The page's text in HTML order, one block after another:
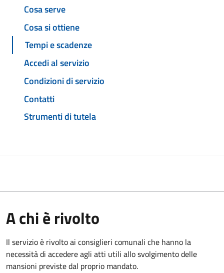
Cosa serve
Cosa si ottiene
Tempi e scadenze
Accedi al servizio
Condizioni di servizio
Contatti
Strumenti di tutela
A chi è rivolto
Il servizio è rivolto ai consiglieri comunali che hanno la
necessità di accedere agli atti utili allo svolgimento delle
mansioni previste dal proprio mandato.